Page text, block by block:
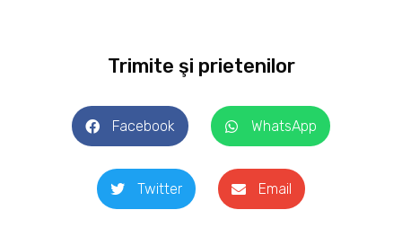
Trimite şi prietenilor
Facebook WhatsApp
Twitter Email